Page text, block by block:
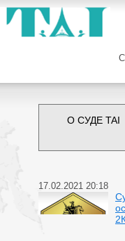
О СУДЕ TAI
17.02.2021 20:18